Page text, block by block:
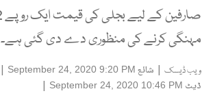
مہنگی کرنے کی منظوری دے دی گئی ہے۔
ویب ڈیسک | شائع September 24, 2020 9:20 PM
|
ڈیٹ September 24, 2020 10:46 PM
|